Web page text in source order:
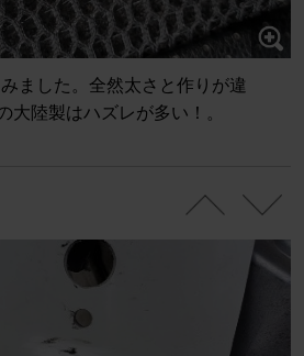
ました。全然太さと作りが違
大陸製はハズレが多い！。